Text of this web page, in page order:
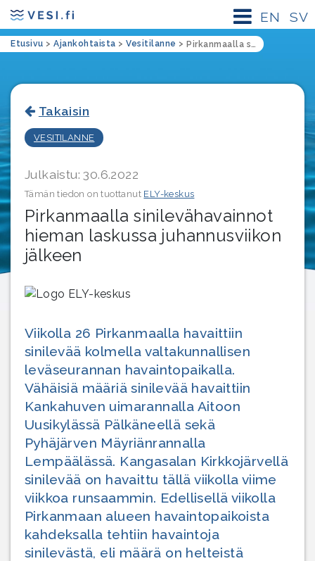
SV
EN
Etusivu > Ajankohtaista > Vesitilanne > Pirkanmaalla sinilevähavainnot hieman laskussa juhannusviikon jälkeen
Takaisin
VESITILANNE
Julkaistu: 30.6.2022
Tämän tiedon on tuottanut ELY-keskus
Pirkanmaalla sinilevähavainnot
hieman laskussa juhannusviikon
jälkeen
Viikolla 26 Pirkanmaalla havaittiin
sinilevää kolmella valtakunnallisen
leväseurannan havaintopaikalla.
Vähäisiä määriä sinilevää havaittiin
Kankahuven uimarannalla Aitoon
Uusikylässä Pälkäneellä sekä
Pyhäjärven Mäyriänrannalla
Lempäälässä. Kangasalan Kirkkojärvellä
sinilevää on havaittu tällä viikolla viime
viikkoa runsaammin. Edellisellä viikolla
Pirkanmaan alueen havaintopaikoista
kahdeksalla tehtiin havaintoja
sinilevästä, eli määrä on helteistä